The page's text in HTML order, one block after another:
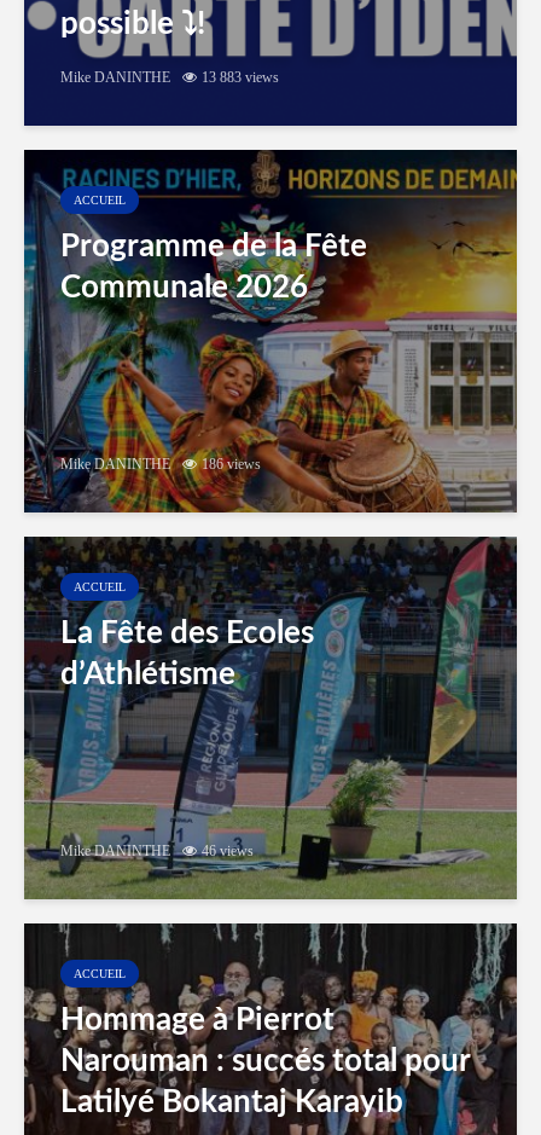
possible ⤵️!
Mike DANINTHE 13 883 views
ACCUEIL
Programme de la Fête
Communale 2026
Mike DANINTHE 186 views
ACCUEIL
La Fête des Ecoles
d’Athlétisme
Mike DANINTHE 46 views
ACCUEIL
Hommage à Pierrot
Narouman : succés total pour
Latilyé Bokantaj Karayib